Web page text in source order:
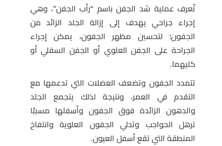
تُعرف عملية شد الجفن باسم “رأب الجفن”، وهي
إجراء جراحي يهدف إلى إزالة الجلد الزائد من
الجفون؛ لتحسين مظهر الجفون، يمكن إجراء
الجراحة على الجفن العلوي أو الجفن السفلي أو
كليهما.
تتمدد الجفون وتضعف العضلات التي تدعمها مع
التقدم في العمر، ونتيجة لذلك يتجمع الجلد
والدهون الزائدة فوق الجفون وأسفلها مسببًا
ترهل الحواجب وتدلي الجفون العلوية وانتفاخ
المنطقة التي تقع أسفل العيون.